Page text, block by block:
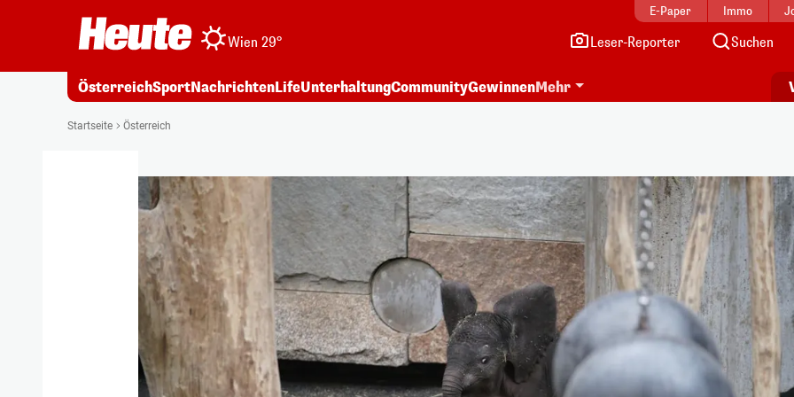
E-Paper Immo
Wien 29° Leser-Reporter Suchen
ÖsterreichSportNachrichtenLifeUnterhaltungCommunityGewinnenMehr
Startseite Österreich